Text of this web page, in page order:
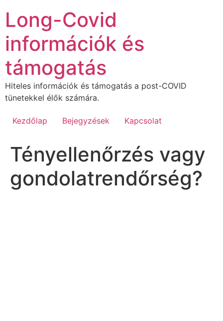
tartalomhoz
Long-Covid
információk és
támogatás
Hiteles információk és támogatás a post-COVID
tünetekkel élők számára.
Kezdőlap Bejegyzések Kapcsolat
Tényellenőrzés vagy
gondolatrendőrség?